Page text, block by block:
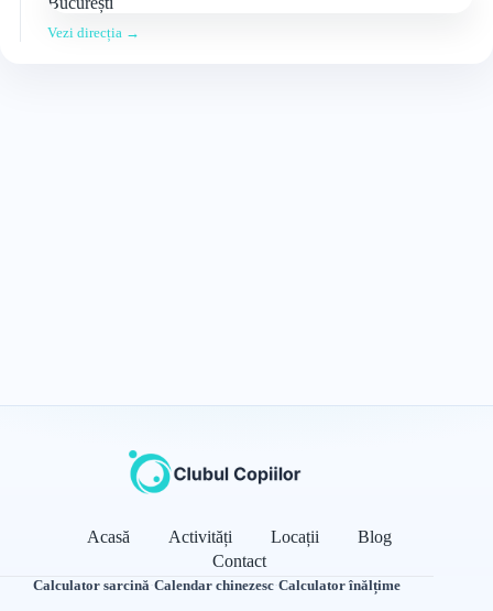
Vezi direcția →
Acasă Activități Locații
Blog
Contact
Calculator sarcină·Calendar chinezesc·Calculator înălțime